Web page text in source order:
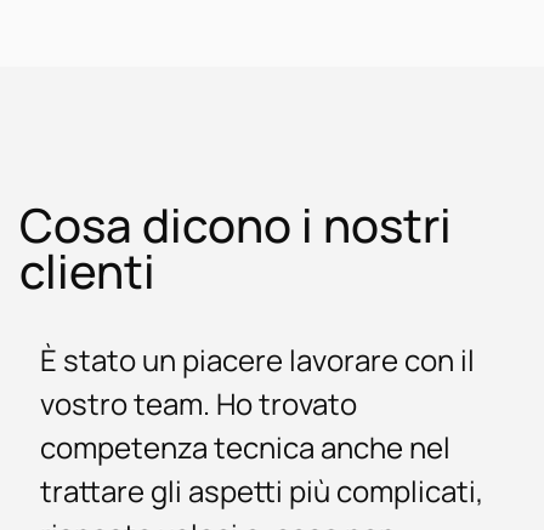
Cosa dicono i nostri
clienti
È stato un piacere lavorare con il
vostro team. Ho trovato
competenza tecnica anche nel
trattare gli aspetti più complicati,